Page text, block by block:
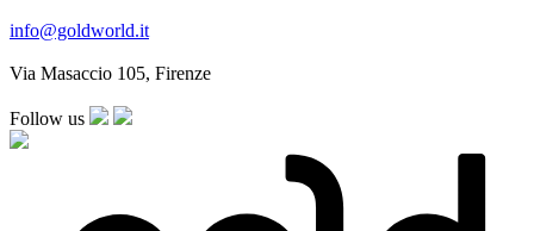
info@goldworld.it
Via Masaccio 105, Firenze
Follow us